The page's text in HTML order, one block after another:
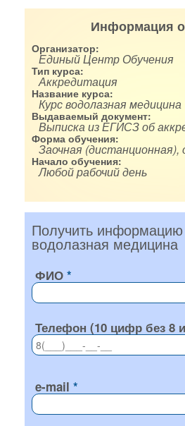
Информация о
Организатор:
Единый Центр Обучения
Тип курса:
Аккредитация
Название курса:
Курс водолазная медицина
Выдаваемый документ:
Выписка из ЕГИСЗ об
Форма обучения:
Заочная (дистанционная),
Начало обучения:
Любой рабочий день
Получить информацию
водолазная медицина
ФИО
Телефон (10 цифр без 8
e-mail